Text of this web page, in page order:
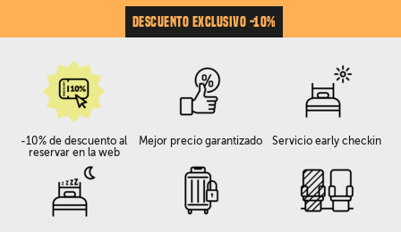
DESCUENTO EXCLUSIVO -10%
-10% de descuento al
reservar en la web
Mejor precio garantizado Servicio early checkin